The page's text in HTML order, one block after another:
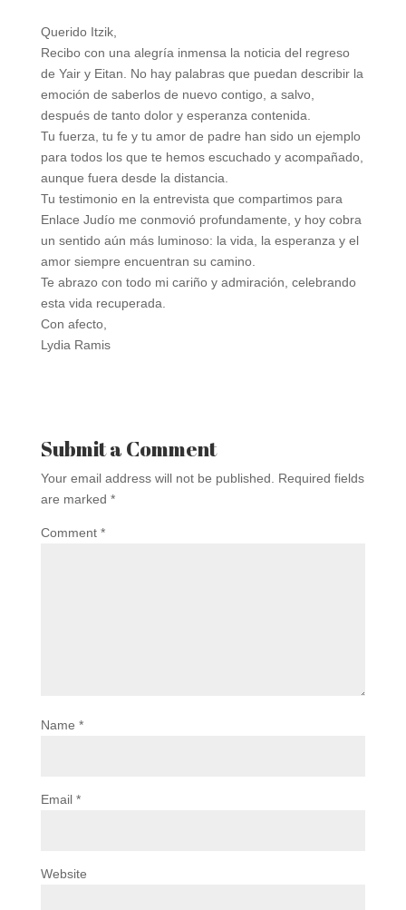
Querido Itzik,
Recibo con una alegría inmensa la noticia del regreso
de Yair y Eitan. No hay palabras que puedan describir la
emoción de saberlos de nuevo contigo, a salvo,
después de tanto dolor y esperanza contenida.
Tu fuerza, tu fe y tu amor de padre han sido un ejemplo
para todos los que te hemos escuchado y acompañado,
aunque fuera desde la distancia.
Tu testimonio en la entrevista que compartimos para
Enlace Judío me conmovió profundamente, y hoy cobra
un sentido aún más luminoso: la vida, la esperanza y el
amor siempre encuentran su camino.
Te abrazo con todo mi cariño y admiración, celebrando
esta vida recuperada.
Con afecto,
Lydia Ramis
Submit a Comment
Your email address will not be published.
Required fields
are marked *
Comment *
Name *
Email *
Website